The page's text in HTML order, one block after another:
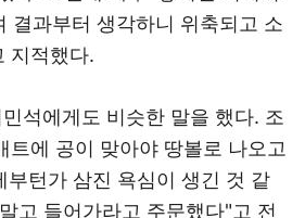
결과부터 생각하니 위축되고 소
지적했다.
석에게도 비슷한 말을 했다. 조
트에 공이 맞아야 땅볼로 나오고
부턴가 삼진 욕심이 생긴 것 같
고 들어가라고 주문했다"고 전